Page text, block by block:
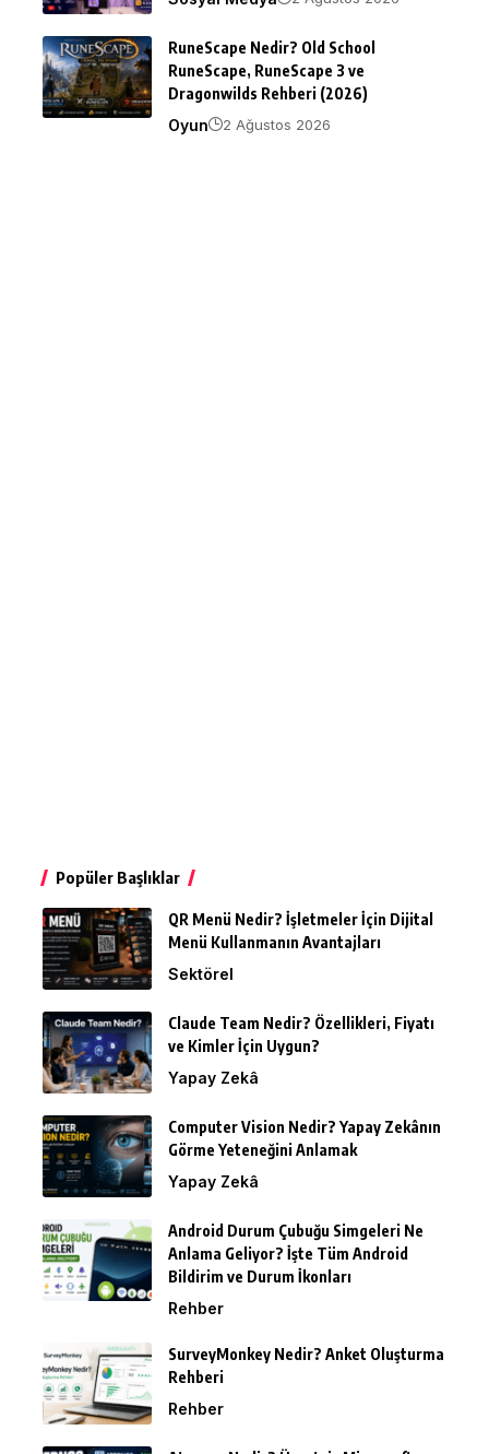
RuneScape Nedir? Old School
RuneScape, RuneScape 3 ve
Dragonwilds Rehberi (2026)
Oyun
2 Ağustos 2026
Popüler Başlıklar
QR Menü Nedir? İşletmeler İçin Dijital
Menü Kullanmanın Avantajları
Sektörel
Claude Team Nedir? Özellikleri, Fiyatı
ve Kimler İçin Uygun?
Yapay Zekâ
Computer Vision Nedir? Yapay Zekânın
Görme Yeteneğini Anlamak
Yapay Zekâ
Android Durum Çubuğu Simgeleri Ne
Anlama Geliyor? İşte Tüm Android
Bildirim ve Durum İkonları
Rehber
SurveyMonkey Nedir? Anket Oluşturma
Rehberi
Rehber